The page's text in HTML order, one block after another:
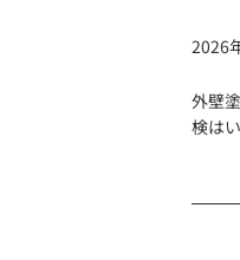
2026
外壁
検は